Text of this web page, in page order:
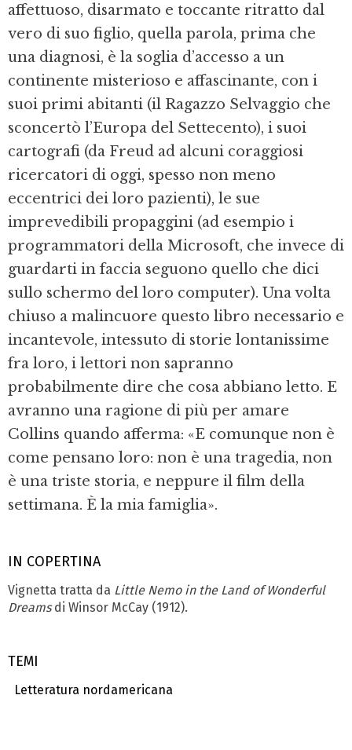
IN COPERTINA
Vignetta tratta da Little Nemo in the Land of Wonderful
Dreamsdi Winsor McCay (1912).
TEMI
Letteratura nordamericana
affettuoso, disarmato e toccante ritratto dal
vero di suo figlio, quella parola, prima che
una diagnosi, è la soglia d’accesso a un
continente misterioso e affascinante, con i
suoi primi abitanti (il Ragazzo Selvaggio che
sconcertò l’Europa del Settecento), i suoi
cartografi (da Freud ad alcuni coraggiosi
ricercatori di oggi, spesso non meno
eccentrici dei loro pazienti), le sue
imprevedibili propaggini (ad esempio i
programmatori della Microsoft, che invece di
guardarti in faccia seguono quello che dici
sullo schermo del loro computer). Una volta
chiuso a malincuore questo libro necessario e
incantevole, intessuto di storie lontanissime
fra loro, i lettori non sapranno
probabilmente dire che cosa abbiano letto. E
avranno una ragione di più per amare
Collins quando afferma: «E comunque non è
come pensano loro: non è una tragedia, non
è una triste storia, e neppure il film della
settimana. È la mia famiglia».